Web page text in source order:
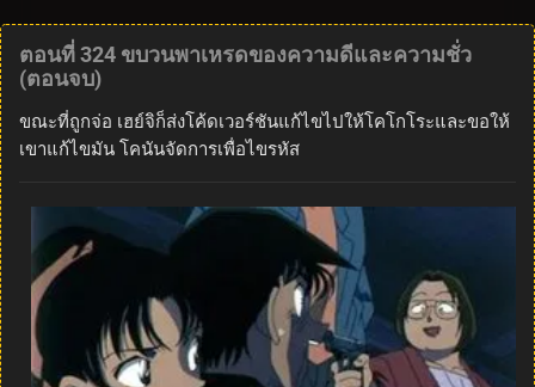
ตอนที่ 324 ขบวนพาเหรดของความดีและความชั่ว
(ตอนจบ)
ขณะที่ถูกจ่อ เฮย์จิก็ส่งโค้ดเวอร์ชันแก้ไขไปให้โคโกโระและขอให้
เขาแก้ไขมัน โคนันจัดการเพื่อไขรหัส